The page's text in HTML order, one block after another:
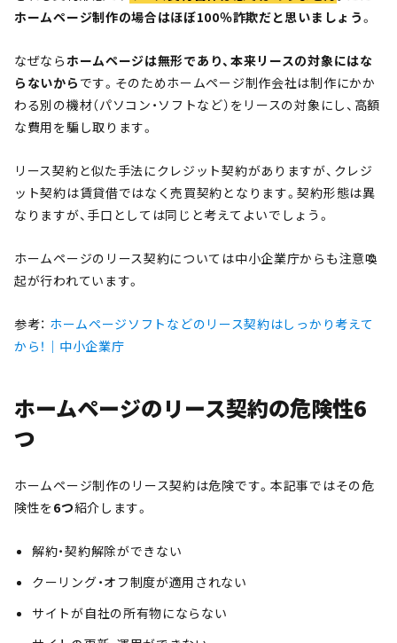
ホームページ制作の場合はほぼ100％詐欺だと思いましょう。
なぜならホームページは無形であり、本来リースの対象にはな
らないから です。そのためホームページ制作会社は制作にかか
わる別の機材（パソコン・ソフトなど）をリースの対象にし、高額
な費用を騙し取ります。
リース契約と似た手法にクレジット契約がありますが、クレジ
ット契約は賃貸借ではなく売買契約となります。契約形態は異
なりますが、手口としては同じと考えてよいでしょう。
ホームページのリース契約については中小企業庁からも注意喚
起が行われています。
参考： ホームページソフトなどのリース契約はしっかり考えて
から！｜中小企業庁
ホームページのリース契約の危険性6
つ
ホームページ制作のリース契約は危険です。本記事ではその危
険性を6つ紹介します。
解約・契約解除ができない
クーリング・オフ制度が適用されない
サイトが自社の所有物にならない